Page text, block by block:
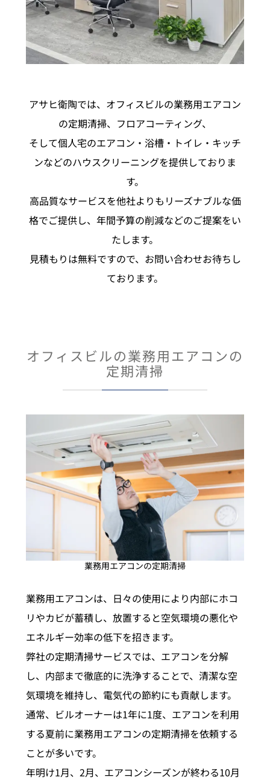
アサヒ衛陶では、オフィスビルの業務用エアコン
の定期清掃、フロアコーティング、
そして個人宅のエアコン・浴槽・トイレ・キッチ
ンなどのハウスクリーニングを提供しておりま
す。
高品質なサービスを他社よりもリーズナブルな価
格でご提供し、年間予算の削減などのご提案をい
たします。
見積もりは無料ですので、お問い合わせお待ちし
ております。
オフィスビルの業務用エアコンの
定期清掃
業務用エアコンの定期清掃
業務用エアコンは、日々の使用により内部にホコ
リやカビが蓄積し、放置すると空気環境の悪化や
エネルギー効率の低下を招きます。
弊社の定期清掃サービスでは、エアコンを分解
し、内部まで徹底的に洗浄することで、清潔な空
気環境を維持し、電気代の節約にも貢献します。
通常、ビルオーナーは1年に1度、エアコンを利用
する夏前に業務用エアコンの定期清掃を依頼する
ことが多いです。
年明け1月、2月、エアコンシーズンが終わる10月